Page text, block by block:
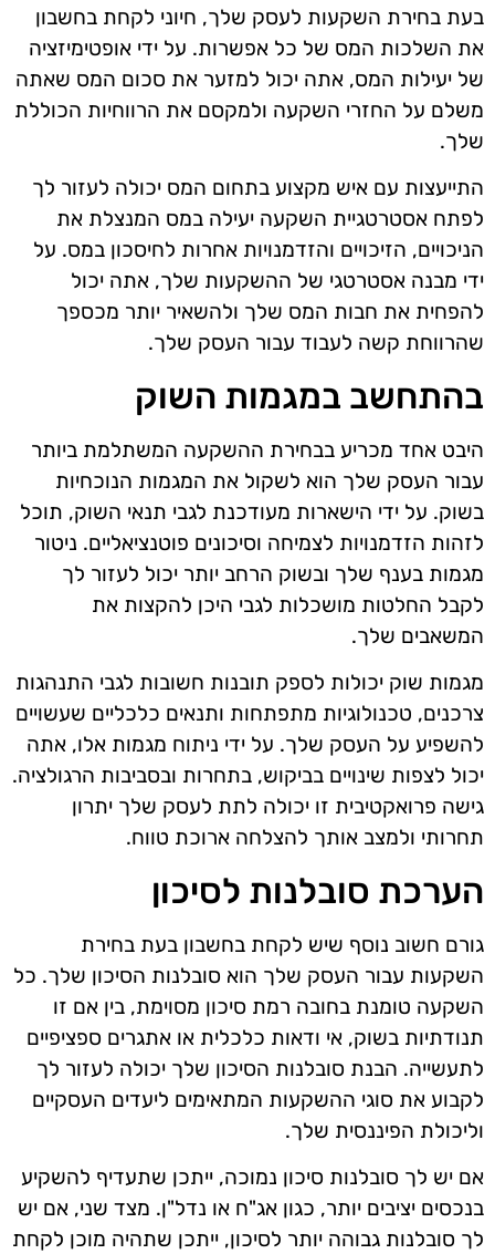
בעת בחירת השקעות לעסק שלך, חיוני לקחת בחשבון
את השלכות המס של כל אפשרות. על ידי אופטימיזציה
של יעילות המס, אתה יכול למזער את סכום המס שאתה
משלם על החזרי השקעה ולמקסם את הרווחיות הכוללת
שלך.
התייעצות עם איש מקצוע בתחום המס יכולה לעזור לך
לפתח אסטרטגיית השקעה יעילה במס המנצלת את
הניכויים, הזיכויים והזדמנויות אחרות לחיסכון במס. על
ידי מבנה אסטרטגי של ההשקעות שלך, אתה יכול
להפחית את חבות המס שלך ולהשאיר יותר מכספך
שהרווחת קשה לעבוד עבור העסק שלך.
בהתחשב במגמות השוק
היבט אחד מכריע בבחירת ההשקעה המשתלמת ביותר
עבור העסק שלך הוא לשקול את המגמות הנוכחיות
בשוק. על ידי הישארות מעודכנת לגבי תנאי השוק, תוכל
לזהות הזדמנויות לצמיחה וסיכונים פוטנציאליים. ניטור
מגמות בענף שלך ובשוק הרחב יותר יכול לעזור לך
לקבל החלטות מושכלות לגבי היכן להקצות את
המשאבים שלך.
מגמות שוק יכולות לספק תובנות חשובות לגבי התנהגות
צרכנים, טכנולוגיות מתפתחות ותנאים כלכליים שעשויים
להשפיע על העסק שלך. על ידי ניתוח מגמות אלו, אתה
יכול לצפות שינויים בביקוש, בתחרות ובסביבות הרגולציה.
גישה פרואקטיבית זו יכולה לתת לעסק שלך יתרון
תחרותי ולמצב אותך להצלחה ארוכת טווח.
הערכת סובלנות לסיכון
גורם חשוב נוסף שיש לקחת בחשבון בעת בחירת
השקעות עבור העסק שלך הוא סובלנות הסיכון שלך. כל
השקעה טומנת בחובה רמת סיכון מסוימת, בין אם זו
תנודתיות בשוק, אי ודאות כלכלית או אתגרים ספציפיים
לתעשייה. הבנת סובלנות הסיכון שלך יכולה לעזור לך
לקבוע את סוגי ההשקעות המתאימים ליעדים העסקיים
וליכולת הפיננסית שלך.
אם יש לך סובלנות סיכון נמוכה, ייתכן שתעדיף להשקיע
בנכסים יציבים יותר, כגון אג"ח או נדל"ן. מצד שני, אם יש
לך סובלנות גבוהה יותר לסיכון, ייתכן שתהיה מוכן לקחת